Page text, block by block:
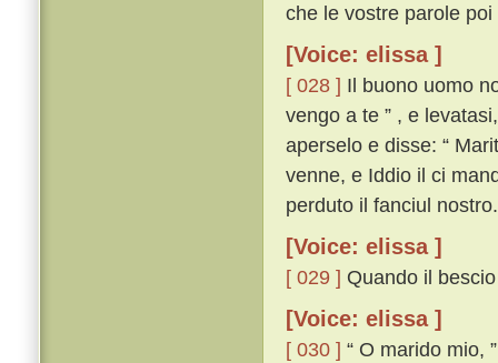
che le vostre parole
[Voice: elissa ]
[ 028 ] Il buono uomo
vengo a te ” , e
aperselo e disse: “
venne, e Iddio il ci
perduto il fanciul nostro.
[Voice: elissa ]
[ 029 ] Quando il
[Voice: elissa ]
[ 030 ] “ O marido mio,